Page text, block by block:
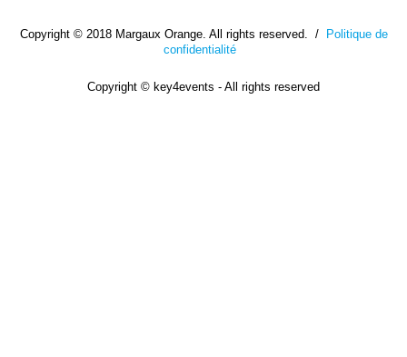
Copyright © 2018 Margaux Orange. All rights reserved. / Politique de
confidentialité
Copyright © key4events - All rights reserved